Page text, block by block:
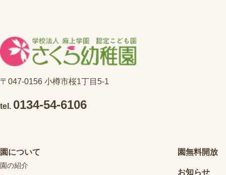
〒047-0156 小樽市桜1丁目5-1
tel. 0134-54-6106
園について
園の紹介
園無料開放
お知らせ